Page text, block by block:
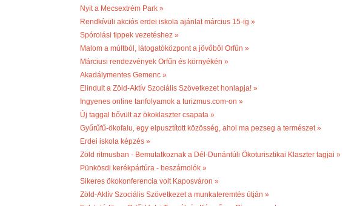
Nyit a Mecsextrém Park »
Rendkívüli akciós erdei iskola ajánlat március 15-ig »
Spórolási tippek vezetéshez »
Malom a múltból, látogatóközpont a jövőből Orfűn »
Márciusi rendezvények Orfűn és környékén »
Akadálymentes Gemenc »
Elindult a Zöld-Aktív Szociális Szövetkezet honlapja! »
Ingyenes online tanfolyamok a turizmus.com-on »
Új taggal bővült az ökoklaszter csapata »
Gyűrűfű-ökofalu, egy elpusztított közösség, ahol ma pezseg a természet »
Erdei iskola képzés »
Zöld ritmusban - Bemutatkoznak a Dél-Dunántúli Ökoturisztikai Klaszter tagjai »
Pünkösdi kerékpártúra - beszámolók »
Sikeres ökokonferencia volt Kaposváron »
Zöld-Aktív Szociális Szövetkezet a munkateremtés útján »